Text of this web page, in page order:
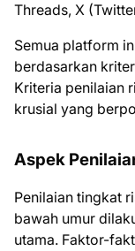
Threads, X
Semua platform
berdasarkan
Kriteria penilaian
krusial yang
Aspek
Penilaian tingkat
bawah umur
utama. Faktor-